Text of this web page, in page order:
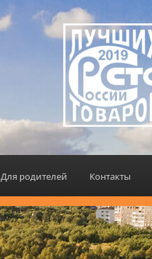
Для родителей Контакты